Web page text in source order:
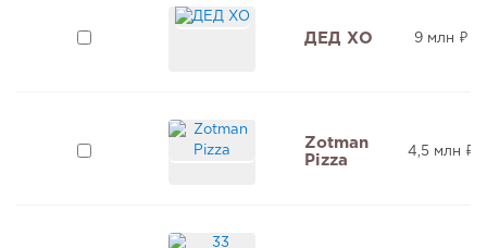
ДЕД ХО 9 млн ₽
Zotman
Pizza
4,5 млн ₽